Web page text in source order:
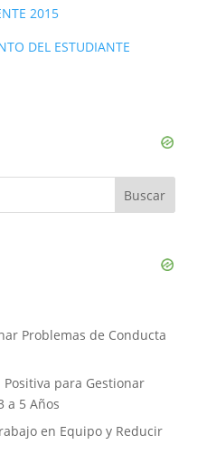
2015
DEL ESTUDIANTE
Problemas de Conducta
para Gestionar
a 5 Años
en Equipo y Reducir